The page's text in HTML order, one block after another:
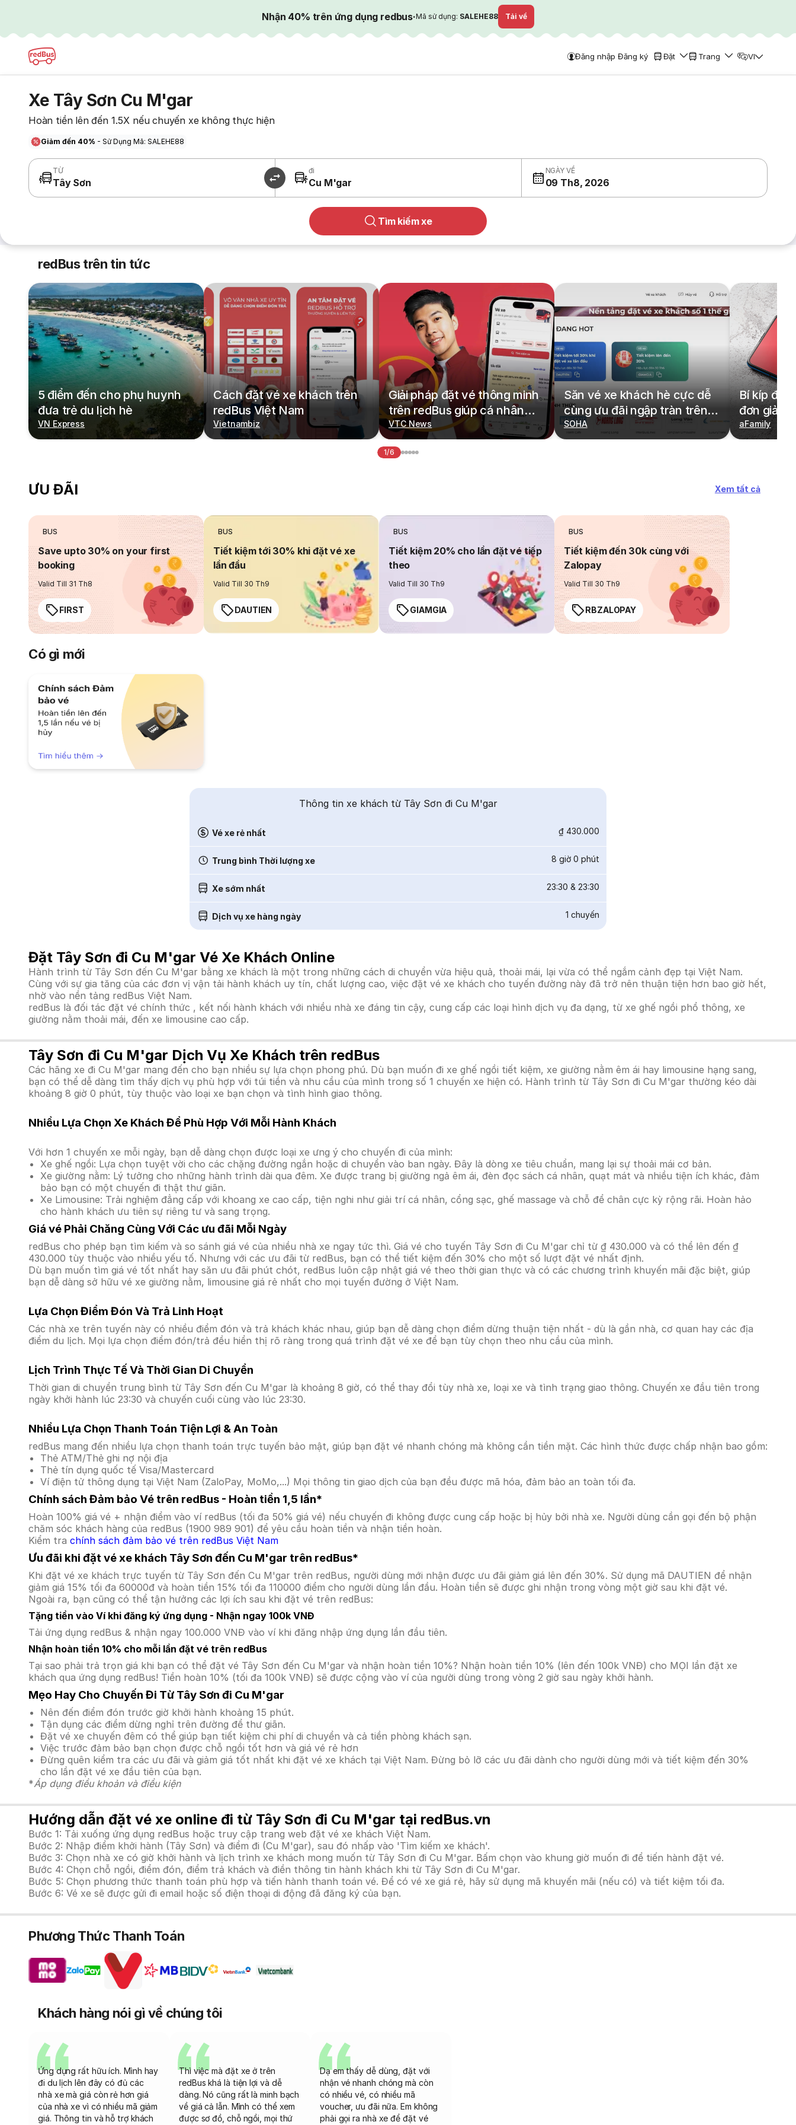
Nhận 40% trên ứng dụng redbus·Mã sử dụng: SALEHE88 Tải về
Đăng nhập Đăng ký Đặt Trang VI
Xe Tây Sơn Cu M'gar
Hoàn tiền lên đến 1.5X nếu chuyến xe không thực hiện
Giảm đến 40% - Sử Dụng Mã: SALEHE88
TỪ
Tây Sơn
đi
Cu M'gar
NGÀY VỀ
09 Th8, 2026
Tìm kiếm xe
redBus trên tin tức
5 điểm đến cho phụ huynh
đưa trẻ du lịch hè
VN Express
Cách đặt vé xe khách trên
redBus Việt Nam
Vietnambiz
Giải pháp đặt vé thông minh
trên redBus giúp cá nhân
hoá hành trình di chuyển
VTC News
Săn vé xe khách hè cực dễ
cùng ưu đãi ngập tràn trên
redBus
SOHA
Bí kíp đặt
đơn giản,
cả gia
aFamily
1/6
ƯU ĐÃI Xem tất cả
BUS
Save upto 30% on your first
booking
Valid Till 31 Th8
FIRST
BUS
Tiết kiệm tới 30% khi đặt vé xe
lần đầu
Valid Till 30 Th9
DAUTIEN
BUS
Tiết kiệm 20% cho lần đặt vé tiếp
theo
Valid Till 30 Th9
GIAMGIA
BUS
Tiết kiệm đến 30k cùng với
Zalopay
Valid Till 30 Th9
RBZALOPAY
Có gì mới
Thông tin xe khách từ Tây Sơn đi Cu M'gar
Vé xe rẻ nhất ₫ 430.000
Trung bình Thời lượng xe 8 giờ 0 phút
Xe sớm nhất 23:30 & 23:30
Dịch vụ xe hàng ngày 1 chuyến
Đặt Tây Sơn đi Cu M'gar Vé Xe Khách Online
Hành trình từ Tây Sơn đến Cu M'gar bằng xe khách là một trong những cách di chuyển vừa hiệu quả, thoải mái, lại vừa có thể ngắm cảnh đẹp tại Việt Nam.
Cùng với sự gia tăng của các đơn vị vận tải hành khách uy tín, chất lượng cao, việc đặt vé xe khách cho tuyến đường này đã trở nên thuận tiện hơn bao giờ hết,
nhờ vào nền tảng redBus Việt Nam.
redBus là đối tác đặt vé chính thức , kết nối hành khách với nhiều nhà xe đáng tin cậy, cung cấp các loại hình dịch vụ đa dạng, từ xe ghế ngồi phổ thông, xe
giường nằm thoải mái, đến xe limousine cao cấp.
Tây Sơn đi Cu M'gar Dịch Vụ Xe Khách trên redBus
Các hãng xe đi Cu M'gar mang đến cho bạn nhiều sự lựa chọn phong phú. Dù bạn muốn đi xe ghế ngồi tiết kiệm, xe giường nằm êm ái hay limousine hạng sang,
bạn có thể dễ dàng tìm thấy dịch vụ phù hợp với túi tiền và nhu cầu của mình trong số 1 chuyến xe hiện có. Hành trình từ Tây Sơn đi Cu M'gar thường kéo dài
khoảng 8 giờ 0 phút, tùy thuộc vào loại xe bạn chọn và tình hình giao thông.
Nhiều Lựa Chọn Xe Khách Để Phù Hợp Với Mỗi Hành Khách
Với hơn 1 chuyến xe mỗi ngày, bạn dễ dàng chọn được loại xe ưng ý cho chuyến đi của mình:
Xe ghế ngồi: Lựa chọn tuyệt vời cho các chặng đường ngắn hoặc di chuyển vào ban ngày. Đây là dòng xe tiêu chuẩn, mang lại sự thoải mái cơ bản.
Xe giường nằm: Lý tưởng cho những hành trình dài qua đêm. Xe được trang bị giường ngả êm ái, đèn đọc sách cá nhân, quạt mát và nhiều tiện ích khác, đảm
bảo bạn có một chuyến đi thật thư giãn.
Xe Limousine: Trải nghiệm đẳng cấp với khoang xe cao cấp, tiện nghi như giải trí cá nhân, cổng sạc, ghế massage và chỗ để chân cực kỳ rộng rãi. Hoàn hảo
cho hành khách ưu tiên sự riêng tư và sang trọng.
Giá vé Phải Chăng Cùng Với Các ưu đãi Mỗi Ngày
redBus cho phép bạn tìm kiếm và so sánh giá vé của nhiều nhà xe ngay tức thì. Giá vé cho tuyến Tây Sơn đi Cu M'gar chỉ từ ₫ 430.000 và có thể lên đến ₫
430.000 tùy thuộc vào nhiều yếu tố. Nhưng với các ưu đãi từ redBus, bạn có thể tiết kiệm đến 30% cho một số lượt đặt vé nhất định.
Dù bạn muốn tìm giá vé tốt nhất hay săn ưu đãi phút chót, redBus luôn cập nhật giá vé theo thời gian thực và có các chương trình khuyến mãi đặc biệt, giúp
bạn dễ dàng sở hữu vé xe giường nằm, limousine giá rẻ nhất cho mọi tuyến đường ở Việt Nam.
Lựa Chọn Điểm Đón Và Trả Linh Hoạt
Các nhà xe trên tuyến này có nhiều điểm đón và trả khách khác nhau, giúp bạn dễ dàng chọn điểm dừng thuận tiện nhất - dù là gần nhà, cơ quan hay các địa
điểm du lịch. Mọi lựa chọn điểm đón/trả đều hiển thị rõ ràng trong quá trình đặt vé xe để bạn tùy chọn theo nhu cầu của mình.
Lịch Trình Thực Tế Và Thời Gian Di Chuyển
Thời gian di chuyển trung bình từ Tây Sơn đến Cu M'gar là khoảng 8 giờ, có thể thay đổi tùy nhà xe, loại xe và tình trạng giao thông. Chuyến xe đầu tiên trong
ngày khởi hành lúc 23:30 và chuyến cuối cùng vào lúc 23:30.
Nhiều Lựa Chọn Thanh Toán Tiện Lợi & An Toàn
redBus mang đến nhiều lựa chọn thanh toán trực tuyến bảo mật, giúp bạn đặt vé nhanh chóng mà không cần tiền mặt. Các hình thức được chấp nhận bao gồm:
Thẻ ATM/Thẻ ghi nợ nội địa
Thẻ tín dụng quốc tế Visa/Mastercard
Ví điện tử thông dụng tại Việt Nam (ZaloPay, MoMo,...) Mọi thông tin giao dịch của bạn đều được mã hóa, đảm bảo an toàn tối đa.
Chính sách Đảm bảo Vé trên redBus - Hoàn tiền 1,5 lần*
Hoàn 100% giá vé + nhận điểm vào ví redBus (tối đa 50% giá vé) nếu chuyến đi không được cung cấp hoặc bị hủy bởi nhà xe. Người dùng cần gọi đến bộ phận
chăm sóc khách hàng của redBus (1900 989 901) để yêu cầu hoàn tiền và nhận tiền hoàn.
Kiểm tra chính sách đảm bảo vé trên redBus Việt Nam
Ưu đãi khi đặt vé xe khách Tây Sơn đến Cu M'gar trên redBus*
Khi đặt vé xe khách trực tuyến từ Tây Sơn đến Cu M'gar trên redBus, người dùng mới nhận được ưu đãi giảm giá lên đến 30%. Sử dụng mã DAUTIEN để nhận
giảm giá 15% tối đa 60000đ và hoàn tiền 15% tối đa 110000 điểm cho người dùng lần đầu. Hoàn tiền sẽ được ghi nhận trong vòng một giờ sau khi đặt vé.
Ngoài ra, bạn cũng có thể tận hưởng các lợi ích sau khi đặt vé trên redBus:
Tặng tiền vào Ví khi đăng ký ứng dụng - Nhận ngay 100k VNĐ
Tải ứng dụng redBus & nhận ngay 100.000 VNĐ vào ví khi đăng nhập ứng dụng lần đầu tiên.
Nhận hoàn tiền 10% cho mỗi lần đặt vé trên redBus
Tại sao phải trả trọn giá khi bạn có thể đặt vé Tây Sơn đến Cu M'gar và nhận hoàn tiền 10%? Nhận hoàn tiền 10% (lên đến 100k VNĐ) cho MỌI lần đặt xe
khách qua ứng dụng redBus! Tiền hoàn 10% (tối đa 100k VNĐ) sẽ được cộng vào ví của người dùng trong vòng 2 giờ sau ngày khởi hành.
Mẹo Hay Cho Chuyến Đi Từ Tây Sơn đi Cu M'gar
Nên đến điểm đón trước giờ khởi hành khoảng 15 phút.
Tận dụng các điểm dừng nghỉ trên đường để thư giãn.
Đặt vé xe chuyến đêm có thể giúp bạn tiết kiệm chi phí di chuyển và cả tiền phòng khách sạn.
Việc trước đảm bảo bạn chọn được chỗ ngồi tốt hơn và giá vé rẻ hơn
Đừng quên kiểm tra các ưu đãi và giảm giá tốt nhất khi đặt vé xe khách tại Việt Nam. Đừng bỏ lỡ các ưu đãi dành cho người dùng mới và tiết kiệm đến 30%
cho lần đặt vé xe đầu tiên của bạn.
*Áp dụng điều khoản và điều kiện
Hướng dẫn đặt vé xe online đi từ Tây Sơn đi Cu M'gar tại redBus.vn
Bước 1: Tải xuống ứng dụng redBus hoặc truy cập trang web đặt vé xe khách Việt Nam.
Bước 2: Nhập điểm khởi hành (Tây Sơn) và điểm đi (Cu M'gar), sau đó nhấp vào 'Tìm kiếm xe khách'.
Bước 3: Chọn nhà xe có giờ khởi hành và lịch trình xe khách mong muốn từ Tây Sơn đi Cu M'gar. Bấm chọn vào khung giờ muốn đi để tiến hành đặt vé.
Bước 4: Chọn chỗ ngồi, điểm đón, điểm trả khách và điền thông tin hành khách khi từ Tây Sơn đi Cu M'gar.
Bước 5: Chọn phương thức thanh toán phù hợp và tiến hành thanh toán vé. Để có vé xe giá rẻ, hãy sử dụng mã khuyến mãi (nếu có) và tiết kiệm tối đa.
Bước 6: Vé xe sẽ được gửi đi email hoặc số điện thoại di động đã đăng ký của bạn.
Phương Thức Thanh Toán
Khách hàng nói gì về chúng tôi
Ứng dụng rất hữu ích. Mình hay
đi du lịch lên đây có đủ các
nhà xe mà giá còn rẻ hơn giá
của nhà xe vì có nhiều mã giảm
giá. Thông tin và hỗ trợ khách
Thì việc mà đặt xe ở trên
redBus khá là tiện lợi và dễ
dàng. Nó cũng rất là minh bạch
về giá cả lẫn. Mình có thể xem
được sơ đồ, chỗ ngồi, mọi thứ
Dạ em thấy dễ dùng, đặt với
nhận vé nhanh chóng mà còn
có nhiều vé, có nhiều mã
voucher, ưu đãi nữa. Em không
phải gọi ra nhà xe để đặt vé